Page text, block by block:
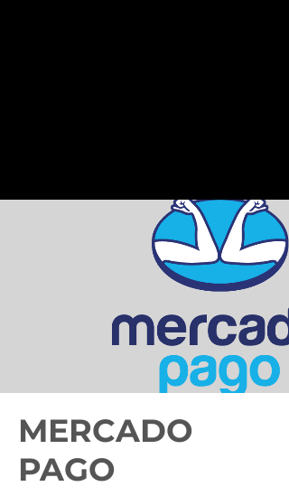
MERCADO
PAGO